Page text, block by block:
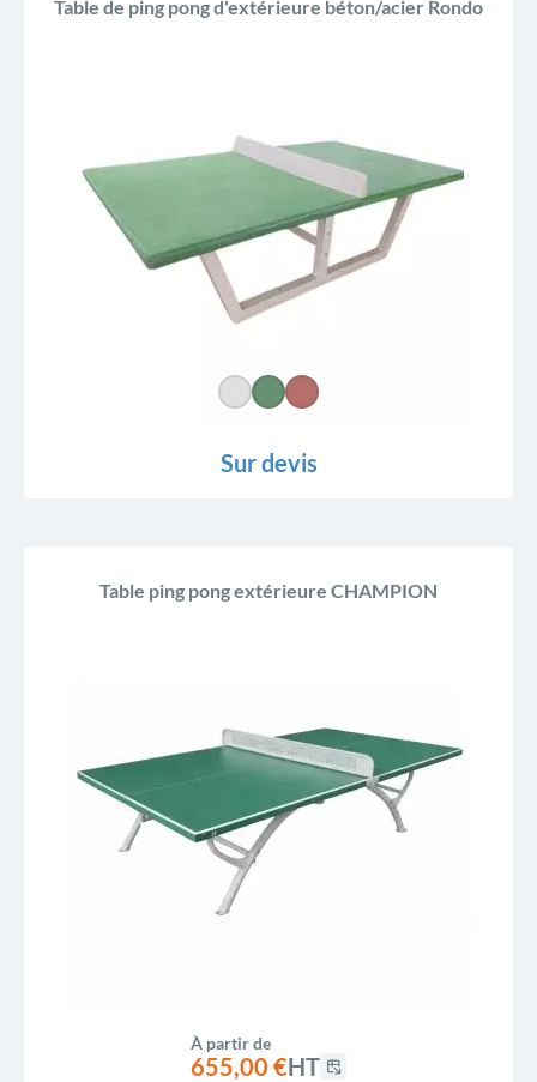
Table de ping pong d'extérieure béton/acier Rondo
Sur devis
Table ping pong extérieure CHAMPION
À partir de
655,00 €HT